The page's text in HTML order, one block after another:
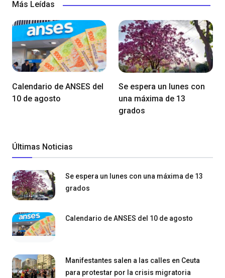
Más Leídas
Calendario de ANSES del
10 de agosto
Se espera un lunes con
una máxima de 13
grados
Últimas Noticias
Se espera un lunes con una máxima de 13
grados
Calendario de ANSES del 10 de agosto
Manifestantes salen a las calles en Ceuta
para protestar por la crisis migratoria